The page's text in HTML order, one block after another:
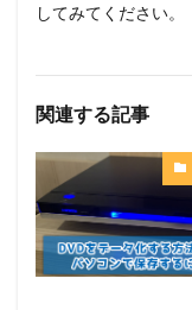
してみてください。
関連する記事